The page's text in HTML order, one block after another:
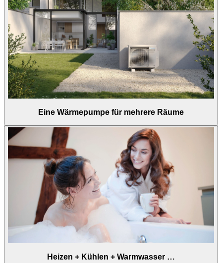
Eine Wärmepumpe für mehrere Räume
Heizen + Kühlen + Warmwasser …